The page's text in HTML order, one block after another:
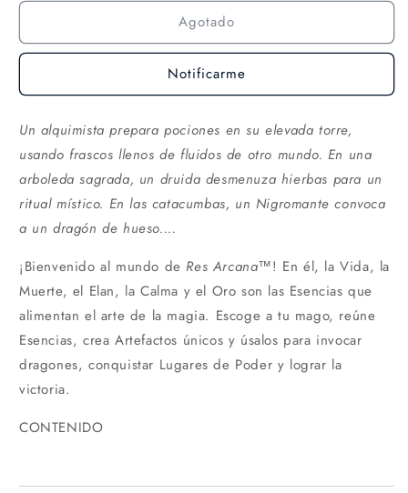
Agotado
Notificarme
Un alquimista prepara pociones en su elevada torre,
usando frascos llenos de fluidos de otro mundo. En una
arboleda sagrada, un druida desmenuza hierbas para un
ritual místico. En las catacumbas, un Nigromante convoca
a un dragón de hueso....
¡Bienvenido al mundo de Res Arcana™! En él, la Vida, la
Muerte, el Elan, la Calma y el Oro son las Esencias que
alimentan el arte de la magia. Escoge a tu mago, reúne
Esencias, crea Artefactos únicos y úsalos para invocar
dragones, conquistar Lugares de Poder y lograr la
victoria.
CONTENIDO